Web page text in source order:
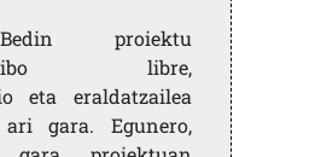
proiektu
libre,
eta eraldatzailea
gara. Egunero,